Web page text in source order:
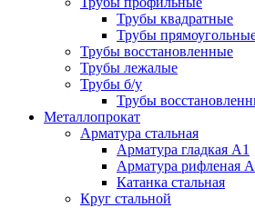
Трубы квадратные
Трубы
Трубы восстановленные
Трубы лежалые
Трубы б/у
Трубы
Металлопрокат
Арматура стальная
Арматура гладкая А1
Арматура рифленая
Катанка стальная
Круг стальной